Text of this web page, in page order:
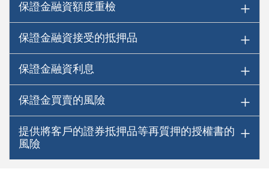
保證金融資額度重檢
保證金融資接受的抵押品
保證金融資利息
保證金買賣的風險
提供將客戶的證券抵押品等再質押的授權書的
風險